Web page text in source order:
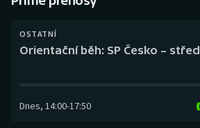
Curling
OSTATNÍ
Orientační běh: SP Česko –
Dnes, 14:00-17:50